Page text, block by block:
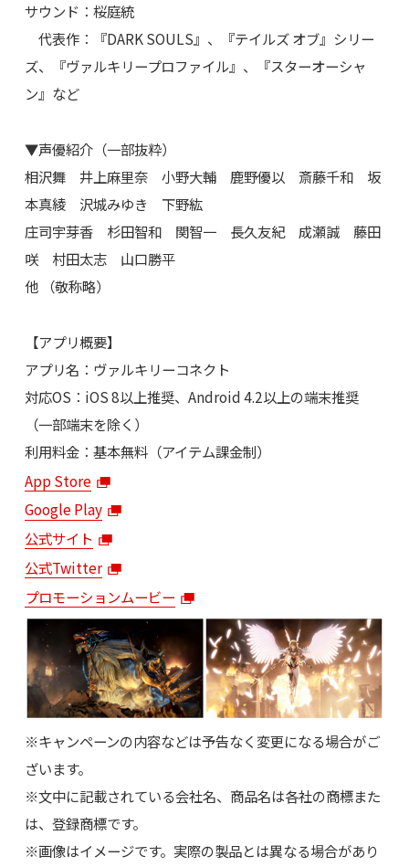
サウンド：桜庭統
代表作：『DARK SOULS』、『テイルズ オブ』シリー
ズ、『ヴァルキリープロファイル』、『スターオーシャ
ン』など
▼声優紹介（一部抜粋）
相沢舞 井上麻里奈 小野大輔 鹿野優以 斎藤千和 坂
本真綾 沢城みゆき 下野紘
庄司宇芽香 杉田智和 関智一 長久友紀 成瀬誠 藤田
咲 村田太志 山口勝平
他 （敬称略）
【アプリ概要】
アプリ名：ヴァルキリーコネクト
対応OS：iOS 8以上推奨、Android 4.2以上の端末推奨
（一部端末を除く）
利用料金：基本無料（アイテム課金制）
App Store
Google Play
公式サイト
公式Twitter
プロモーションムービー
※キャンペーンの内容などは予告なく変更になる場合がご
ざいます。
※文中に記載されている会社名、商品名は各社の商標また
は、登録商標です。
※画像はイメージです。実際の製品とは異なる場合があり